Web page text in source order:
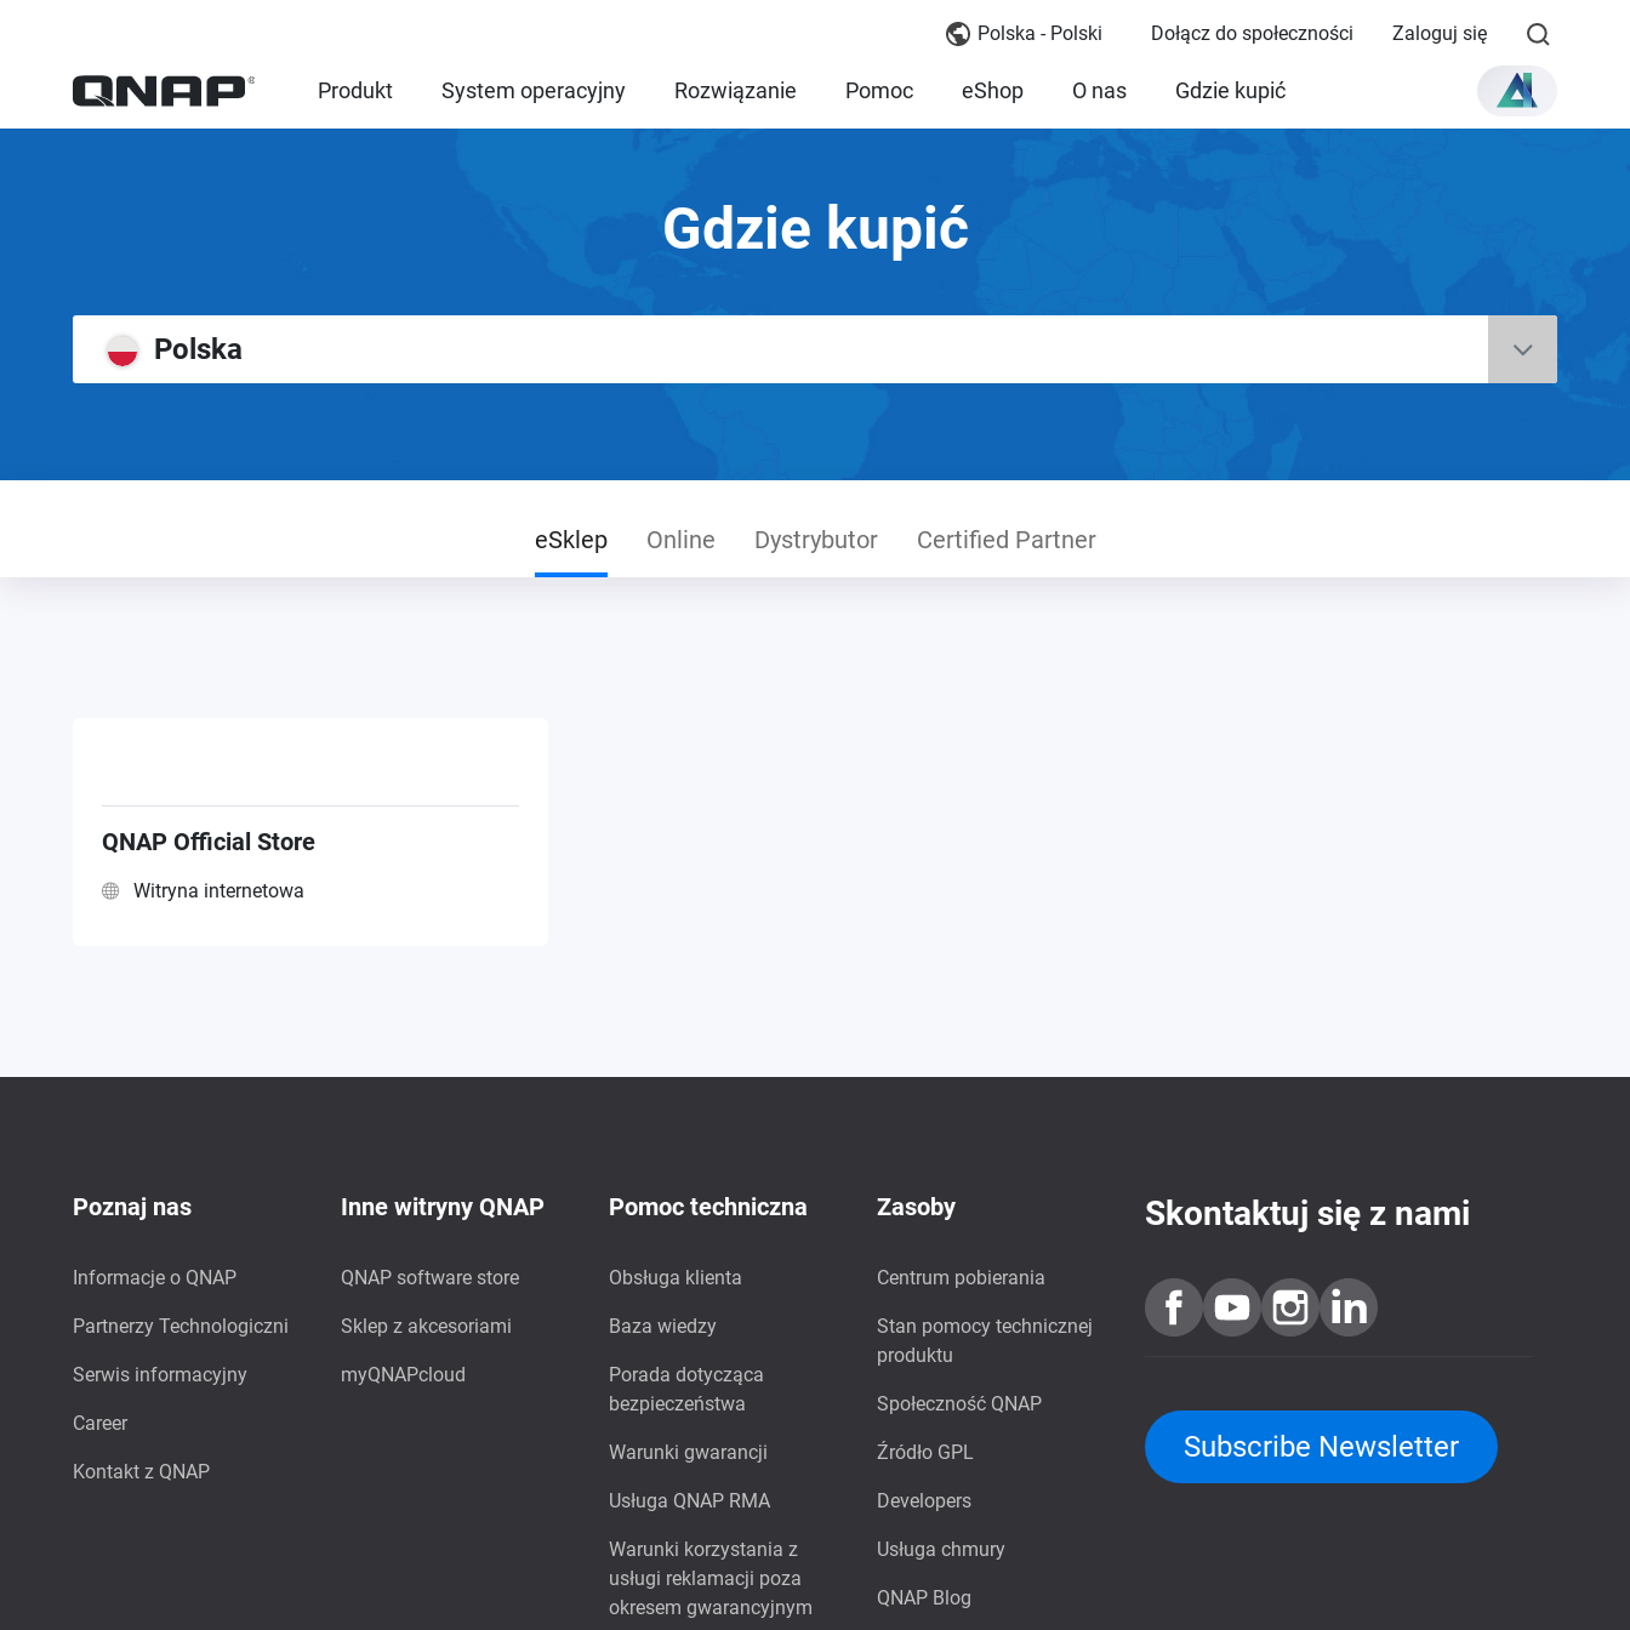
Polska - Polski Dołącz do społeczności Zaloguj się
Produkt System operacyjny Rozwiązanie Pomoc eShop O nas Gdzie kupić
Gdzie kupić
Polska
eSklep Online Dystrybutor Certified Partner
QNAP Official Store
Witryna internetowa
Poznaj nas
Informacje o QNAP
Partnerzy Technologiczni
Serwis informacyjny
Career
Kontakt z QNAP
Inne witryny QNAP
QNAP software store
Sklep z akcesoriami
myQNAPcloud
Pomoc techniczna
Obsługa klienta
Baza wiedzy
Porada dotycząca
bezpieczeństwa
Warunki gwarancji
Usługa QNAP RMA
Warunki korzystania z
usługi reklamacji poza
okresem gwarancyjnym
Zasoby
Centrum pobierania
Stan pomocy technicznej
produktu
Społeczność QNAP
Źródło GPL
Developers
Usługa chmury
QNAP Blog
Skontaktuj się z nami
Subscribe Newsletter